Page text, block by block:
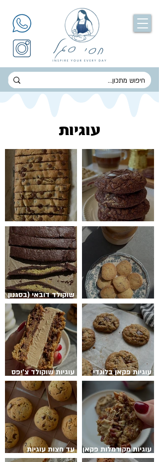
עוגיות
עוגיות בראוניז הפתעה מקלות שוקולד צ׳יפס
עוגיות חמאה פקאן
שוקולד דובאי (בסגנון
מגולגלות)
עוגיות פקאן בלונדי
הפתעת ריבת חלב
עוגיות שוקולד צ׳יפס
לקוקיגלידה(ולא רק)
עוגיות מקורמלות פקאן
עד חצות עוגיות